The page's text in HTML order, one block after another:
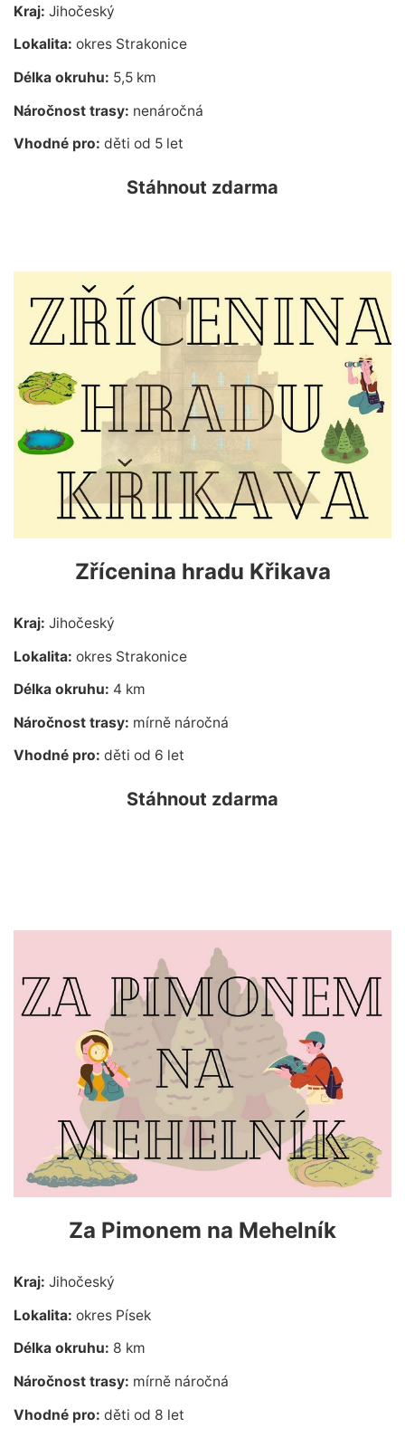
Kraj: Jihočeský
Lokalita: okres Strakonice
Délka okruhu: 5,5 km
Náročnost trasy: nenáročná
Vhodné pro: děti od 5 let
Stáhnout zdarma
Zřícenina hradu Křikava
Kraj: Jihočeský
Lokalita: okres Strakonice
Délka okruhu: 4 km
Náročnost trasy: mírně náročná
Vhodné pro: děti od 6 let
Stáhnout zdarma
Za Pimonem na Mehelník
Kraj: Jihočeský
Lokalita: okres Písek
Délka okruhu: 8 km
Náročnost trasy: mírně náročná
Vhodné pro: děti od 8 let